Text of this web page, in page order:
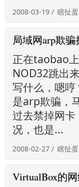
2008-03-19 / 瞎扯蛋
局域网arp欺
正在taobao
NOD32跳出
写什么，嗯
是arp欺骗，
过去禁掉网
况，也是...
2008-02-27 / 瞎扯蛋
VirtualBox的